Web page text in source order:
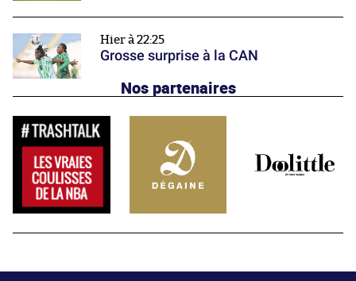
Hier à 22:25
Grosse surprise à la CAN
Nos partenaires